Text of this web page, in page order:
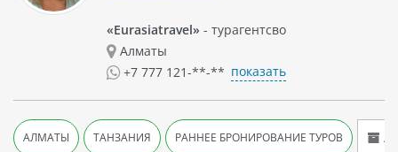
«Eurasiatravel» - турагентсво
Алматы
+7 777 121-**-** показать
АЛМАТЫ ТАНЗАНИЯ РАННЕЕ БРОНИРОВАНИЕ ТУРОВ